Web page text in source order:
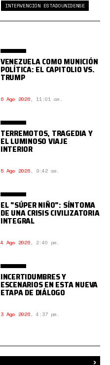
INTERVENCIÓN ESTADOUNIDENSE
VENEZUELA COMO MUNICIÓN
POLÍTICA: EL CAPITOLIO VS.
TRUMP
6 Ago 2026, 11:01 am.
TERREMOTOS, TRAGEDIA Y
EL LUMINOSO VIAJE
INTERIOR
5 Ago 2026, 9:42 am.
EL "SÚPER NIÑO": SÍNTOMA
DE UNA CRISIS CIVILIZATORIA
INTEGRAL
4 Ago 2026, 2:40 pm.
INCERTIDUMBRES Y
ESCENARIOS EN ESTA NUEVA
ETAPA DE DIÁLOGO
3 Ago 2026, 4:37 pm.
›